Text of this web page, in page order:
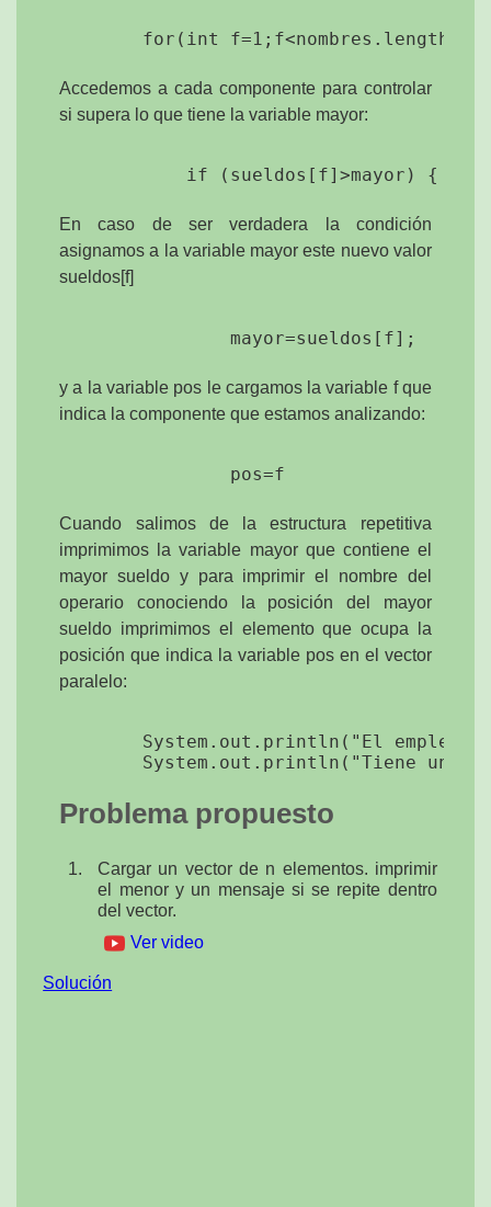
Accedemos a cada componente para controlar
si supera lo que tiene la variable mayor:
En caso de ser verdadera la condición
asignamos a la variable mayor este nuevo valor
sueldos[f]
y a la variable pos le cargamos la variable f que
indica la componente que estamos analizando:
Cuando salimos de la estructura repetitiva
imprimimos la variable mayor que contiene el
mayor sueldo y para imprimir el nombre del
operario conociendo la posición del mayor
sueldo imprimimos el elemento que ocupa la
posición que indica la variable pos en el vector
paralelo:
System.out.println("El
Problema propuesto
Cargar un vector de n elementos. imprimir
el menor y un mensaje si se repite dentro
del vector.
Ver video
Solución